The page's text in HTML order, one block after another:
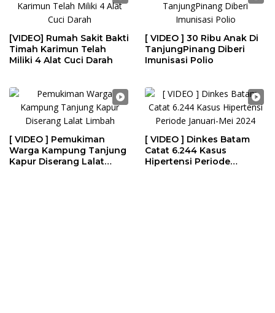
[VIDEO] Rumah Sakit Bakti
Timah Karimun Telah
Miliki 4 Alat Cuci Darah
[ VIDEO ] 30 Ribu Anak Di
TanjungPinang Diberi
Imunisasi Polio
[ VIDEO ] Pemukiman
Warga Kampung Tanjung
Kapur Diserang Lalat
[ VIDEO ] Dinkes Batam
Catat 6.244 Kasus
Hipertensi Periode